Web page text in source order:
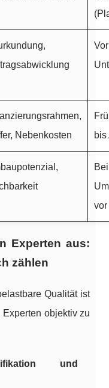
Vor
Nebenkosten
bis
Bei
vor
Experten aus:
zählen
Qualität ist
Experten objektiv zu
und